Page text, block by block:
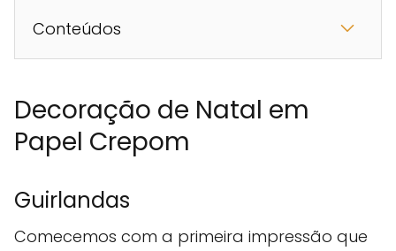
Conteúdos
Decoração de Natal em
Papel Crepom
Guirlandas
Comecemos com a primeira impressão que